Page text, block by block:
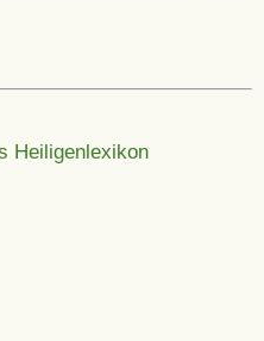
Heiligenlexikon